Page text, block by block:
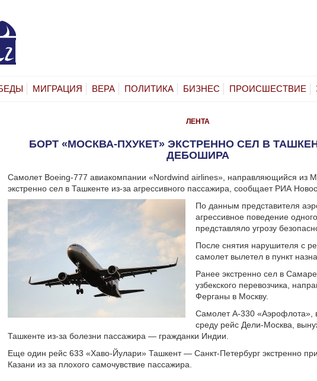
МИГРАЦИЯ ВЕРА ПОЛИТИКА БИЗНЕС ПРОИСШЕСТВИЕ
ЛЕНТА
БОРТ «МОСКВА-ПХУКЕТ» ЭКСТРЕННО СЕЛ В
ДЕБОШИРА
Самолет Boeing-777 авиакомпании «Nordwind airlines», направляющийся из
экстренно сел в Ташкенте из-за агрессивного пассажира, сообщает РИА
По данным представителя
агрессивное поведение
представляло угрозу
После снятия нарушителя с
самолет вылетел в пункт
Ранее экстренно сел в
узбекского перевозчика,
Ферганы в Москву.
Самолет А-330 «Аэрофлота»,
среду рейс Дели-Москва,
Ташкенте из-за болезни пассажира — гражданки Индии.
Еще один рейс 633 «Хаво-Йулари» Ташкент — Санкт-Петербург экстренно
Казани из за плохого самочувствие пассажира.